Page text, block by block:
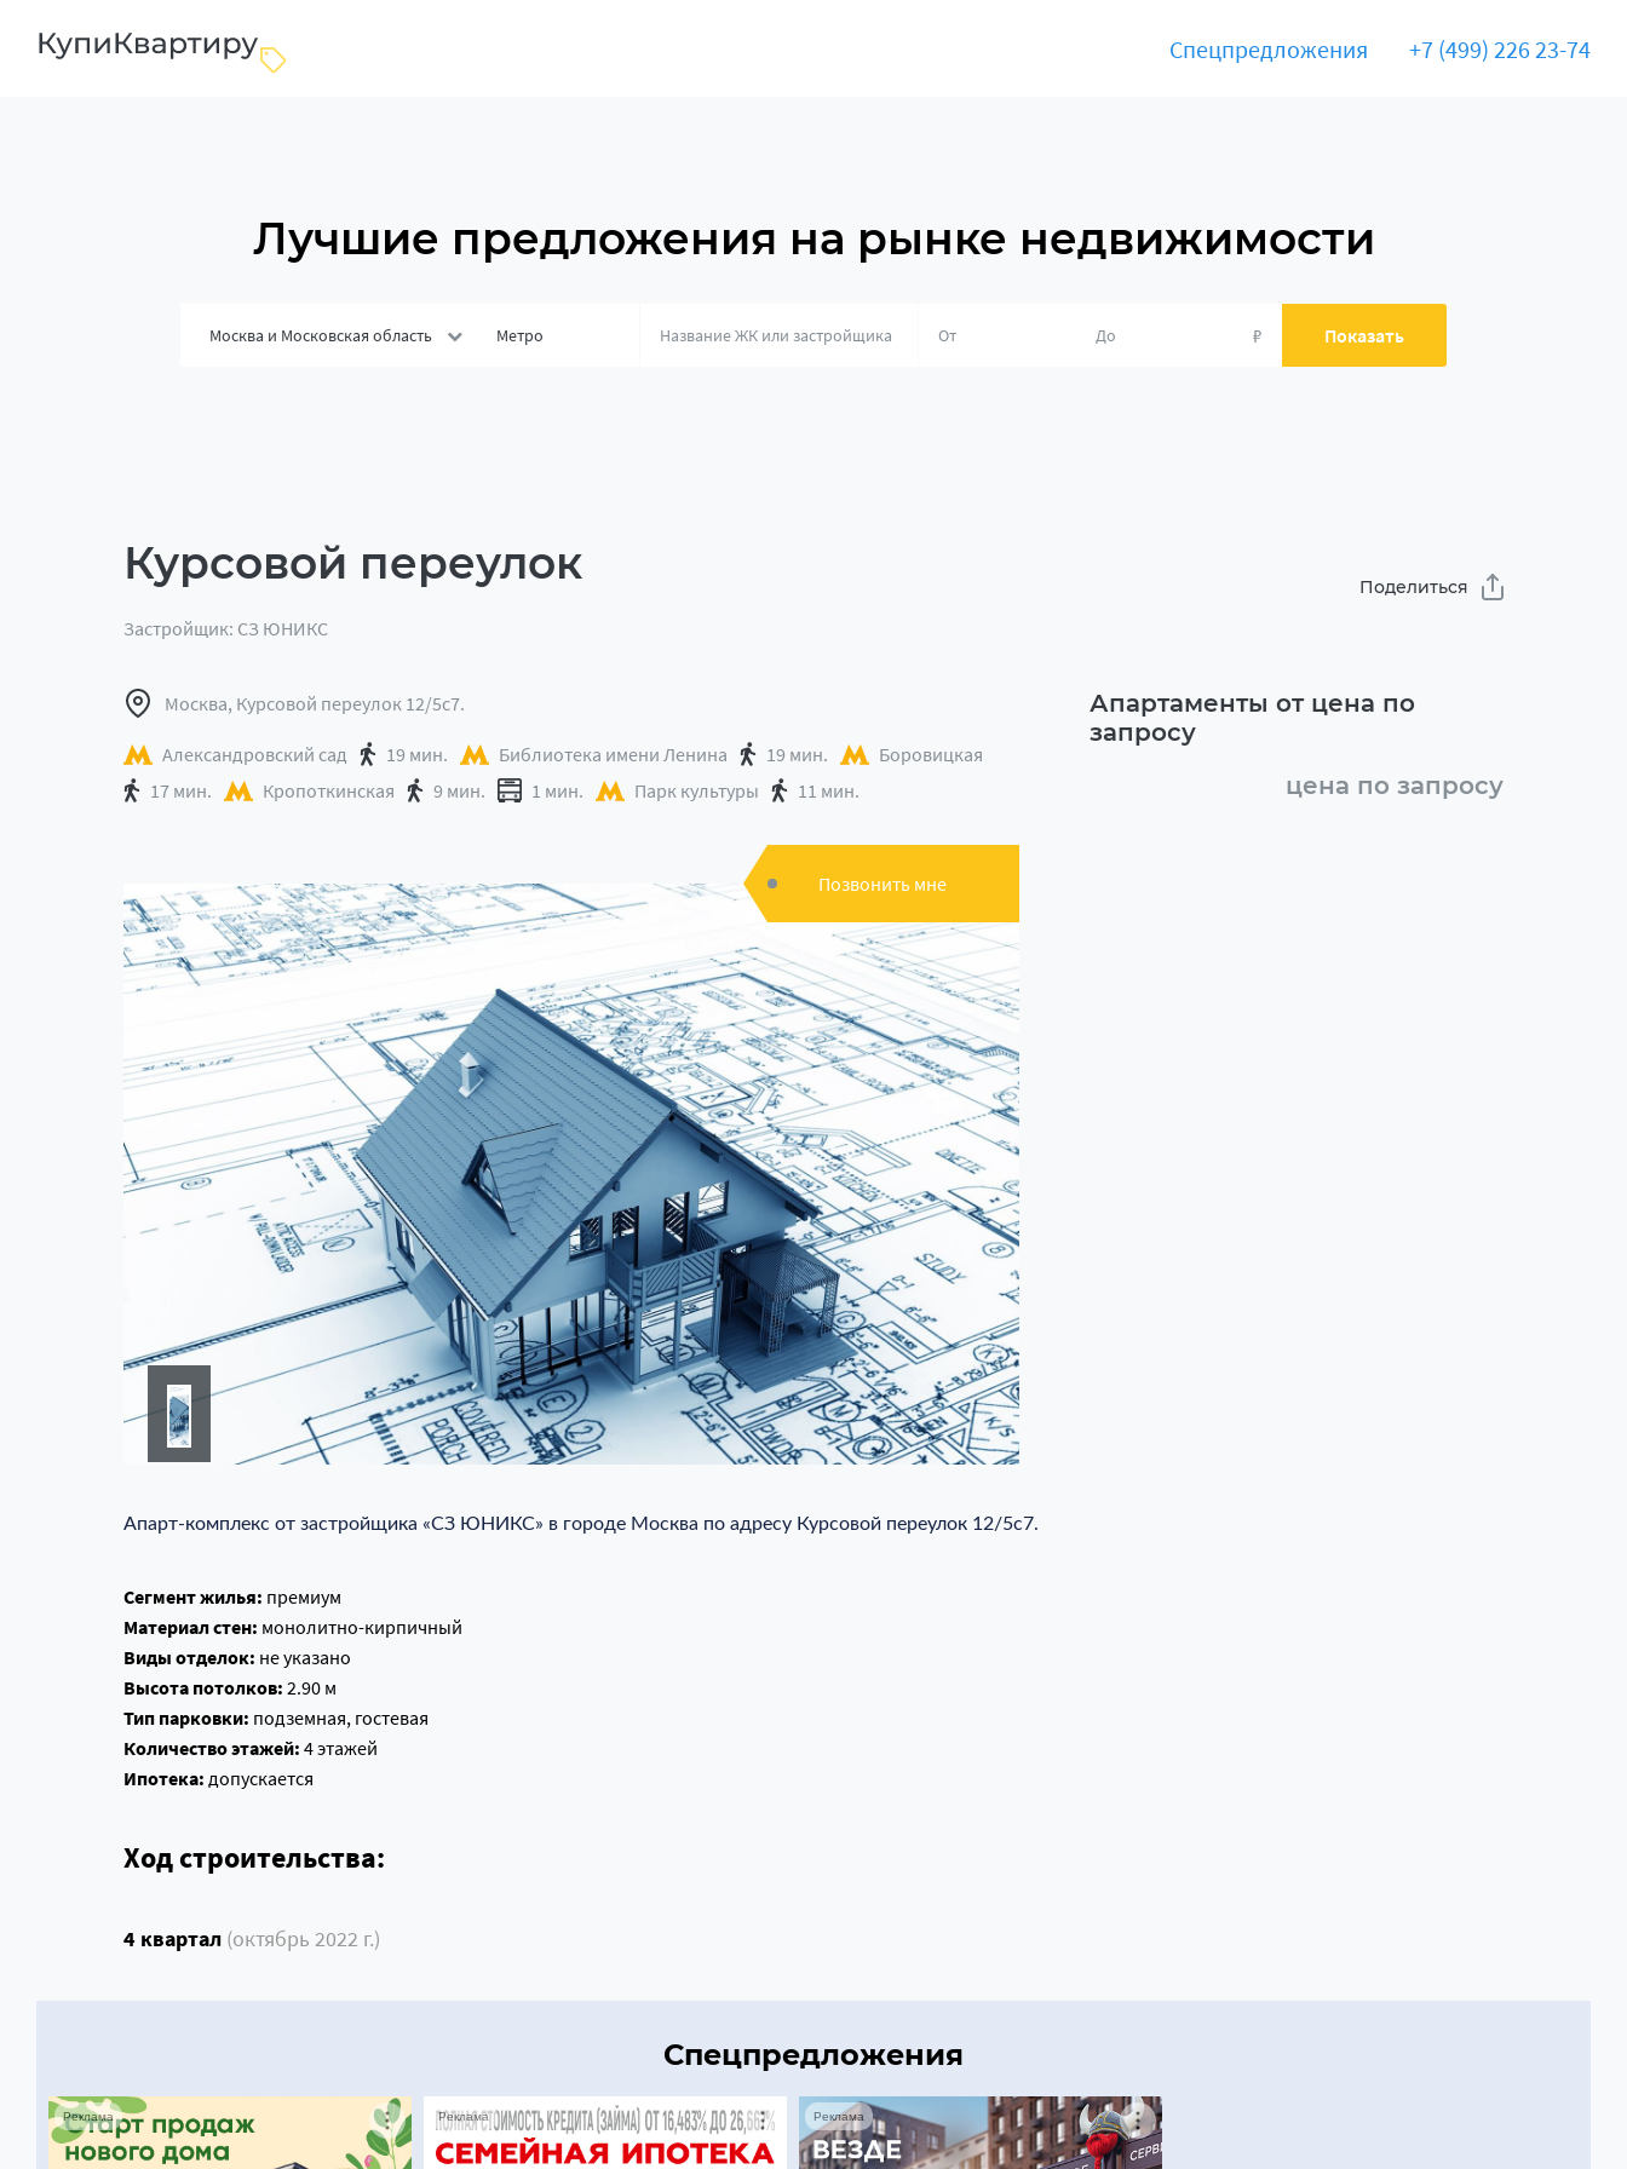
Спецпредложения +7 (499) 226 23-74
Лучшие предложения на рынке недвижимости
Москва и Московская область Метро ₽ Показать
Курсовой переулок
Застройщик: СЗ ЮНИКС
Поделиться
Москва, Курсовой переулок 12/5с7.
Александровский сад 19 мин. Библиотека имени Ленина 19 мин.
Боровицкая
17 мин.
Кропоткинская 9 мин. 1 мин. Парк культуры 11 мин.
Апартаменты от цена по
запросу
цена по запросу
Позвонить мне
Апарт-комплекс от застройщика «СЗ ЮНИКС» в городе Москва по адресу Курсовой переулок 12/5с7.
Сегмент жилья: премиум
Материал стен: монолитно-кирпичный
Виды отделок: не указано
Высота потолков: 2.90 м
Тип парковки: подземная, гостевая
Количество этажей: 4 этажей
Ипотека: допускается
Ход строительства:
4 квартал (октябрь 2022 г.)
Спецпредложения
Реклама Реклама Реклама